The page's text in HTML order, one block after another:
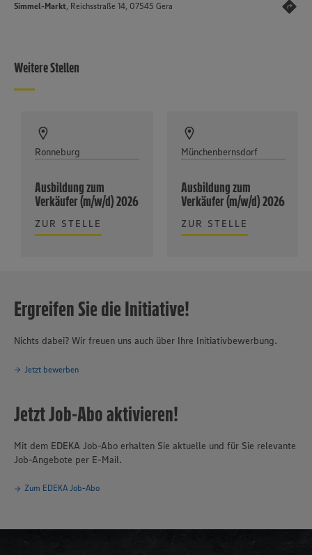
Simmel-Markt, Reichsstraße 14, 07545 Gera
Weitere Stellen
Ronneburg
Ausbildung zum
Verkäufer (m/w/d) 2026
ZUR STELLE
Münchenbernsdorf
Ausbildung zum
Verkäufer (m/w/d) 2026
ZUR STELLE
Ergreifen Sie die Initiative!
Nichts dabei? Wir freuen uns auch über Ihre Initiativbewerbung.
Jetzt bewerben
Jetzt Job-Abo aktivieren!
Mit dem EDEKA Job-Abo erhalten Sie aktuelle und für Sie relevante
Job-Angebote per E-Mail.
Zum EDEKA Job-Abo